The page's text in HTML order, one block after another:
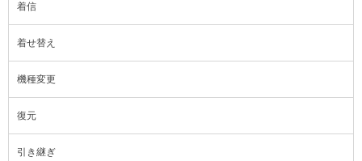
着信
着せ替え
機種変更
復元
引き継ぎ